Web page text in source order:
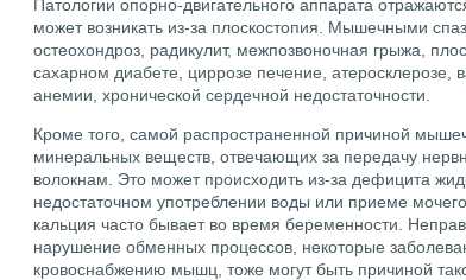
Патологии опорно-двигательного аппарата
может возникать из-за плоскостопия. Мышечными
остеохондроз, радикулит, межпозвоночная грыжа,
сахарном диабете, циррозе печение,
анемии, хронической сердечной недостаточности.
Кроме того, самой распространенной причиной
минеральных веществ, отвечающих за передачу
волокнам. Это может происходить из-за дефицита
недостаточном употреблении воды или приеме
кальция часто бывает во время беременности.
нарушение обменных процессов, некоторые
кровоснабжению мышц, тоже могут быть причиной